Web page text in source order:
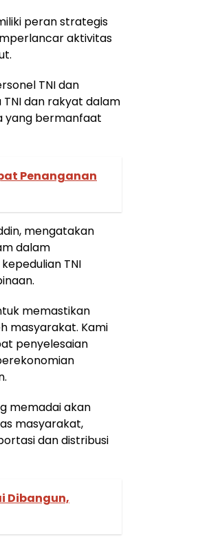
peran strategis
aktivitas
TNI dan
dan rakyat dalam
yang bermanfaat
Penanganan
mengatakan
dalam
TNI
memastikan
masyarakat. Kami
penyelesaian
memadai akan
masyarakat,
dan distribusi
Dibangun,